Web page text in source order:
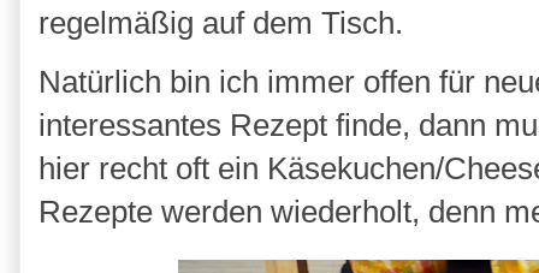
regelmäßig auf dem Tisch.
Natürlich bin ich immer offen für
interessantes Rezept finde, dann
hier recht oft ein Käsekuchen/
Rezepte werden wiederholt, denn